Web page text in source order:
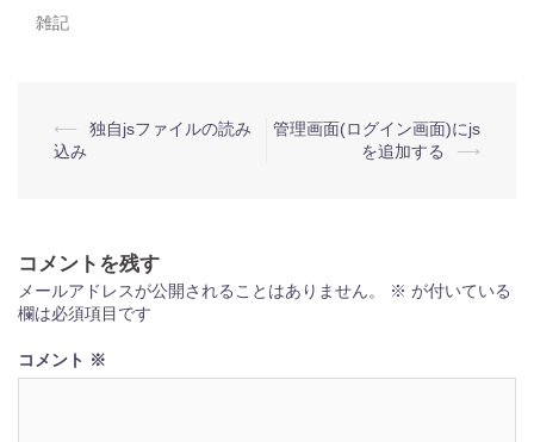
雑記
投
稿
ゲ
ー
シ
ョ
⟵
独自jsファイルの読み
込み
管理画面(ログイン画面)にjs
を追加する
⟶
コメントを残す
メールアドレスが公開されることはありません。 ※ が付いている
欄は必須項目です
コメント ※